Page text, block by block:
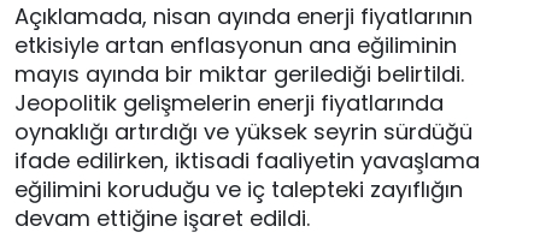
Açıklamada, nisan ayında enerji fiyatlarının
etkisiyle artan enflasyonun ana eğiliminin
mayıs ayında bir miktar gerilediği belirtildi.
Jeopolitik gelişmelerin enerji fiyatlarında
oynaklığı artırdığı ve yüksek seyrin sürdüğü
ifade edilirken, iktisadi faaliyetin yavaşlama
eğilimini koruduğu ve iç talepteki zayıflığın
devam ettiğine işaret edildi.